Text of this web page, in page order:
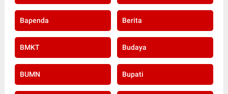
Bapenda Berita
BMKT Budaya
BUMN Bupati